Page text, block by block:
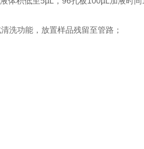
洗功能，放置样品残留至管路；